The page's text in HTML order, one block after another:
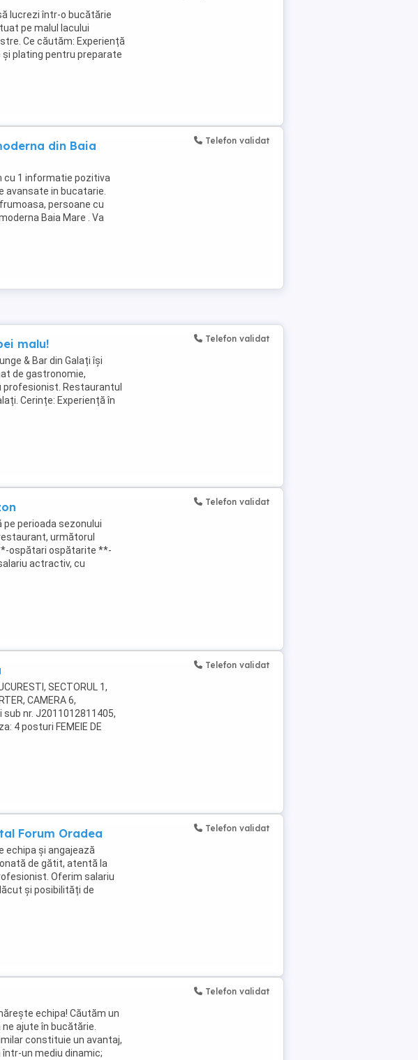
lucrezi într-o bucătărie
pe malul lacului
Ce căutăm: Experiență
plating pentru preparate
din Baia
cu 1 informatie pozitiva
avansate in bucatarie.
persoane cu
Baia Mare . Va
Telefon validat
malu!
& Bar din Galați își
de gastronomie,
Restaurantul
Cerințe: Experiență în
Telefon validat
pe perioada sezonului
următorul
ospătari ospătarite **-
actractiv, cu
Telefon validat
SECTORUL 1,
CAMERA 6,
nr. J2011012811405,
4 posturi FEMEIE DE
- ...
Telefon validat
Forum Oradea
echipa și angajează
de gătit, atentă la
Oferim salariu
și posibilități de
Telefon validat
echipa! Căutăm un
ajute în bucătărie.
constituie un avantaj,
un mediu dinamic;
Telefon validat